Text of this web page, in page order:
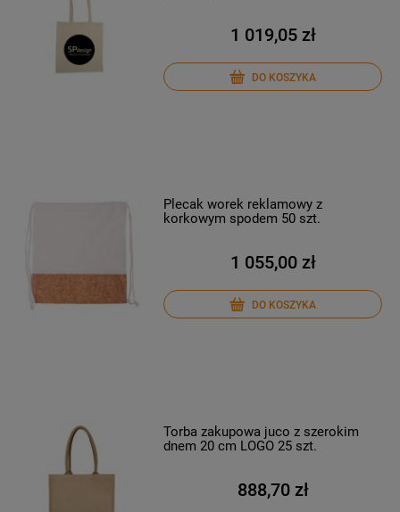
1 019,05 zł
DO KOSZYKA
Plecak worek reklamowy z
korkowym spodem 50 szt.
1 055,00 zł
DO KOSZYKA
Torba zakupowa juco z szerokim
dnem 20 cm LOGO 25 szt.
888,70 zł